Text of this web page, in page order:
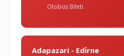
Otobüs Bileti
Adapazari - Edi̇rne